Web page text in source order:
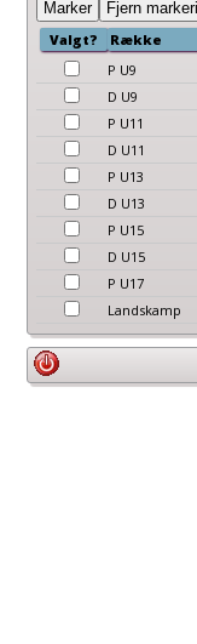
Valgt? Række
P U9
D U9
P U11
D U11
P U13
D U13
P U15
D U15
P U17
Landskamp